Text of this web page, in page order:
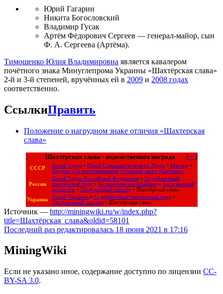
Юрий Гагарин
Никита Богословский
Владимир Гусак
Артём Фёдорович Сергеев — генерал-майор, сын
Ф. А. Сергеева (Артёма).
Тимошенко Юлия Владимировна является кавалером
почётного знака Минуглепрома Украины «Шахтёрская слава»
2-й и 3-й степеней, вручённых ей в 2009 и 2008 годах
соответственно.
СсылкиПравить
Положение о нагрудном знаке отличия «Шахтерская
слава»
[+ ]
Шахтёрская слава - ведомственная награда
СССР Герой Труда• Герой Социалистического Труда• Мастер •
Медаль «За восстановление угольных шахт Донбасса»
Россия
Герой Труда Российской Федерации• За доблестный
шахтёрский труд • За спасение погибавших • Заслуженный
спасатель• Заслуженный шахтёр • Шахтёрская слава
Украина
Герой Украины• За доблестный шахтёрский труд •
Заслуженный шахтёр • Шахтёрская слава
Источник — http://miningwiki.ru/w/index.php?
title=Шахтёрская_слава&oldid=58101
Последний раз редактировалась 18 июня 2021 в 17:16
MiningWiki
Если не указано иное, содержание доступно по лицензии CC-
BY-SA 3.0.